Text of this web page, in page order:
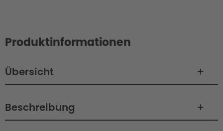
Produktinformationen
Übersicht
Beschreibung